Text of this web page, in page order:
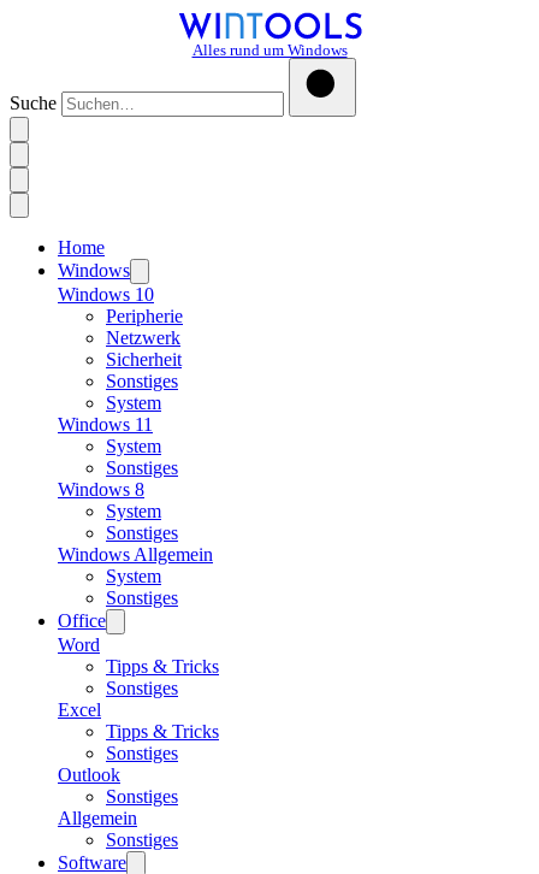
Alles rund um Windows
Suche
Home
Windows
Windows 10
Peripherie
Netzwerk
Sicherheit
Sonstiges
System
Windows 11
System
Sonstiges
Windows 8
System
Sonstiges
Windows Allgemein
System
Sonstiges
Office
Word
Tipps & Tricks
Sonstiges
Excel
Tipps & Tricks
Sonstiges
Outlook
Sonstiges
Allgemein
Sonstiges
Software